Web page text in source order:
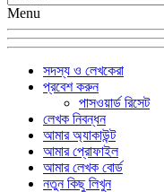
Menu
সদস্য ও লেখকেরা
প্রবেশ করুন
পাসওয়ার্ড রিসেট
লেখক নিবন্ধন
আমার অ্যাকাউন্ট
আমার প্রোফাইল
আমার লেখক বোর্ড
নতুন কিছু লিখুন